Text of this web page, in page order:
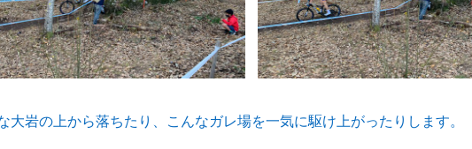
大岩の上から落ちたり、こんなガレ場を一気に駆け上がったりします。